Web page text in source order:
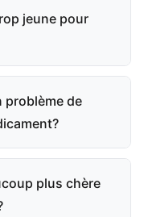
jeune pour
problème de
plus chère